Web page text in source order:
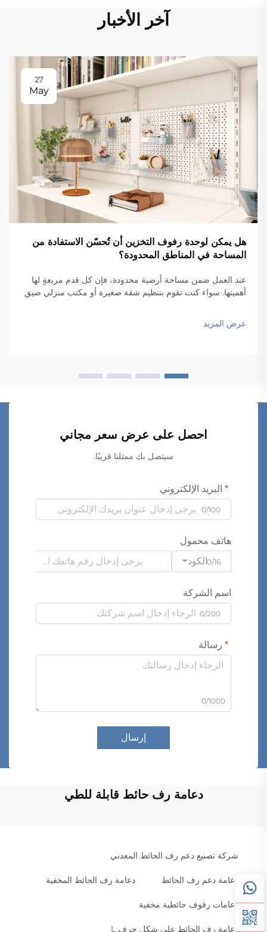
آخر الأخبار
27
May
هل يمكن لوحدة رفوف التخزين أن تُحسّن الاستفادة من
المساحة في المناطق المحدودة؟
عند العمل ضمن مساحة أرضية محدودة، فإن كل قدم مربعةٍ لها
أهميتها. سواء كنت تقوم بتنظيم شقة صغيرة أو مكتب منزلي ضيق
عرض المزيد
احصل على عرض سعر مجاني
سيتصل بك ممثلنا قريبًا.
البريد الإلكتروني
0/100
هاتف محمول
الكود0/16
اسم الشركة
0/200
رسالة
0/1000
إرسال
دعامة رف حائط قابلة للطي
شركة تصنيع دعم رف الحائط المعدني
دعامة دعم رف الحائط دعامة رف الحائط المخفية
دعامات رفوف حائطية مخفية
دعامة رف الحائط على شكل حرف L